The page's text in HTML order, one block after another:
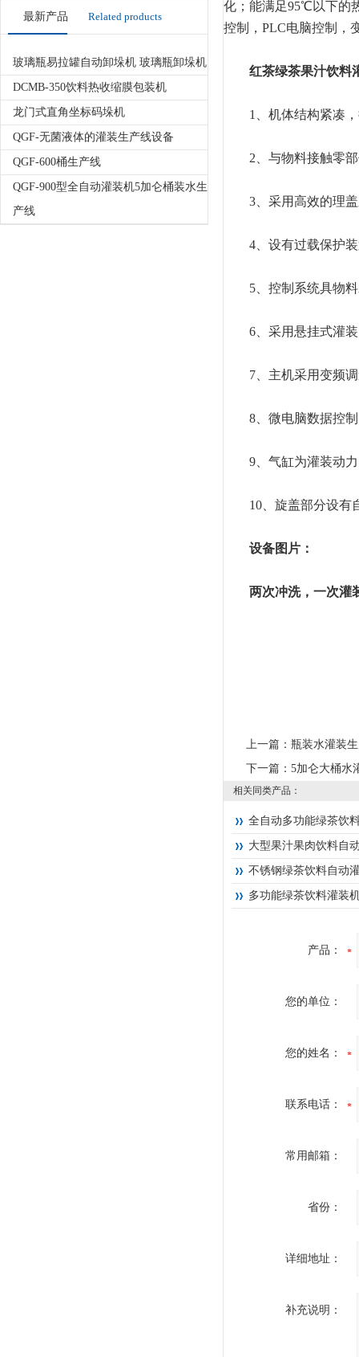
最新产品 Related products
玻璃瓶易拉罐自动卸垛机 玻璃瓶卸垛机
DCMB-350饮料热收缩膜包装机
龙门式直角坐标码垛机
QGF-无菌液体的灌装生产线设备
QGF-600桶生产线
QGF-900型全自动灌装机5加仑桶装水生
产线
化；能满足95℃以下的
控制，PLC电脑控制，
红茶绿茶果汁饮料
1、机体结构紧凑，
2、与物料接触零部
3、采用高效的理盖
4、设有过载保护装
5、控制系统具物料
6、采用悬挂式灌装
7、主机采用变频调
8、微电脑数据控制
9、气缸为灌装动力
10、旋盖部分设有
设备图片：
两次冲洗，一次灌
上一篇： 瓶装水灌装
下一篇： 5加仑大桶水
相关同类产品：
全自动多功能绿茶饮
大型果汁果肉饮料自
不锈钢绿茶饮料自动
多功能绿茶饮料灌装
产品：
您的单位：
您的姓名：
联系电话：
常用邮箱：
省份：
详细地址：
补充说明：